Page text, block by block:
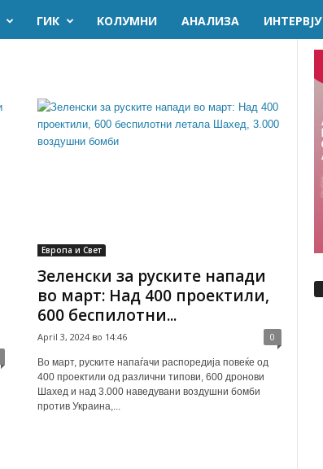
ГИК KОЛУМНИ AНАЛИЗА ИНТЕРВЈУ
Европа и Свет
Зеленски за руските напади
во март: Над 400 проектили,
600 беспилотни...
April 3, 2024 во 14:46 0
Во март, руските напаѓачи распоредија повеќе од
400 проектили од различни типови, 600 дронови
Шахед и над 3.000 наведувани воздушни бомби
против Украина,...